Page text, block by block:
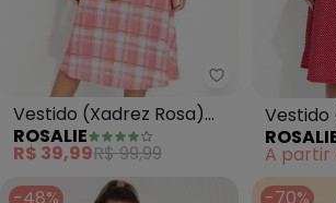
Rosalie -
Vestido (Xadrez Rosa)
Amarração
ROSALIE
R$ 39,99R$ 99,99
Vestido
em
A partir
-48%
-70%